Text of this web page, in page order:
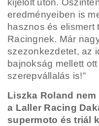
kijelölt úton.
eredményeiben is
hasznos és elismert
Racingnek. Már
szezonkezdetet, az
bajnokság mellett
szerepvállalás is!”
Liszka Roland
a Laller Racing
supermoto és triál